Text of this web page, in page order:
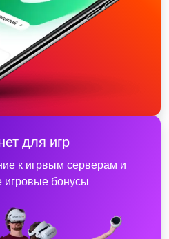
для игр
к игрвым серверам и
игровые бонусы